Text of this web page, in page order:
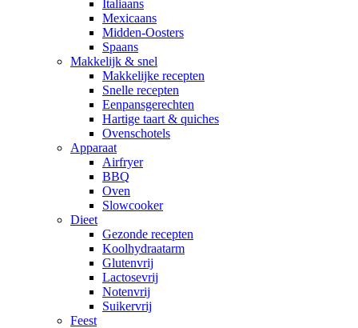
Italiaans
Mexicaans
Midden-Oosters
Spaans
Makkelijk & snel
Makkelijke recepten
Snelle recepten
Eenpansgerechten
Hartige taart & quiches
Ovenschotels
Apparaat
Airfryer
BBQ
Oven
Slowcooker
Dieet
Gezonde recepten
Koolhydraatarm
Glutenvrij
Lactosevrij
Notenvrij
Suikervrij
Feest